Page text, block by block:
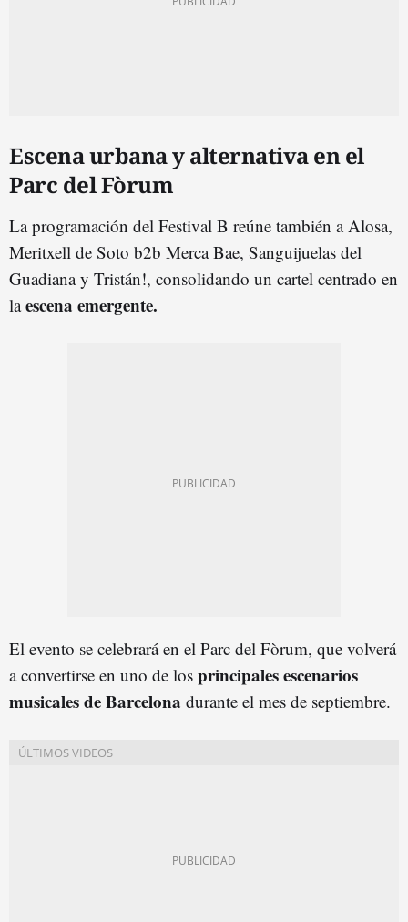
Escena urbana y alternativa en el
Parc del Fòrum
La programación del Festival B reúne también a Alosa,
Meritxell de Soto b2b Merca Bae, Sanguijuelas del
Guadiana y Tristán!, consolidando un cartel centrado en
laescena emergente.
El evento se celebrará en el Parc del Fòrum, que volverá
a convertirse en uno de los principales escenarios
musicales de Barcelona durante el mes de septiembre.